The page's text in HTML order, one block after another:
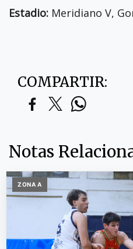
Estadio: Meridiano V,
COMPARTIR:
Notas
ZONA A